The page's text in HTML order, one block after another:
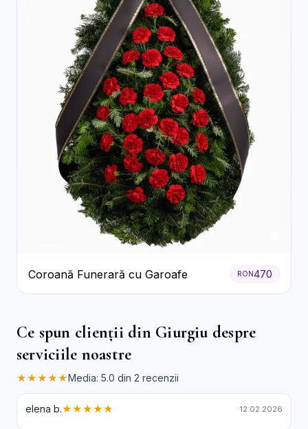
Coroană Funerară cu Garoafe RON470
Ce spun clienții din Giurgiu despre
serviciile noastre
★★★★★Media: 5.0 din 2 recenzii
elena b.★★★★★ 12.02.2026